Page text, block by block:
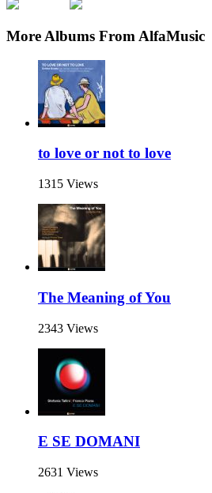
More Albums From AlfaMusic
to love or not to love
1315 Views
The Meaning of You
2343 Views
E SE DOMANI
2631 Views